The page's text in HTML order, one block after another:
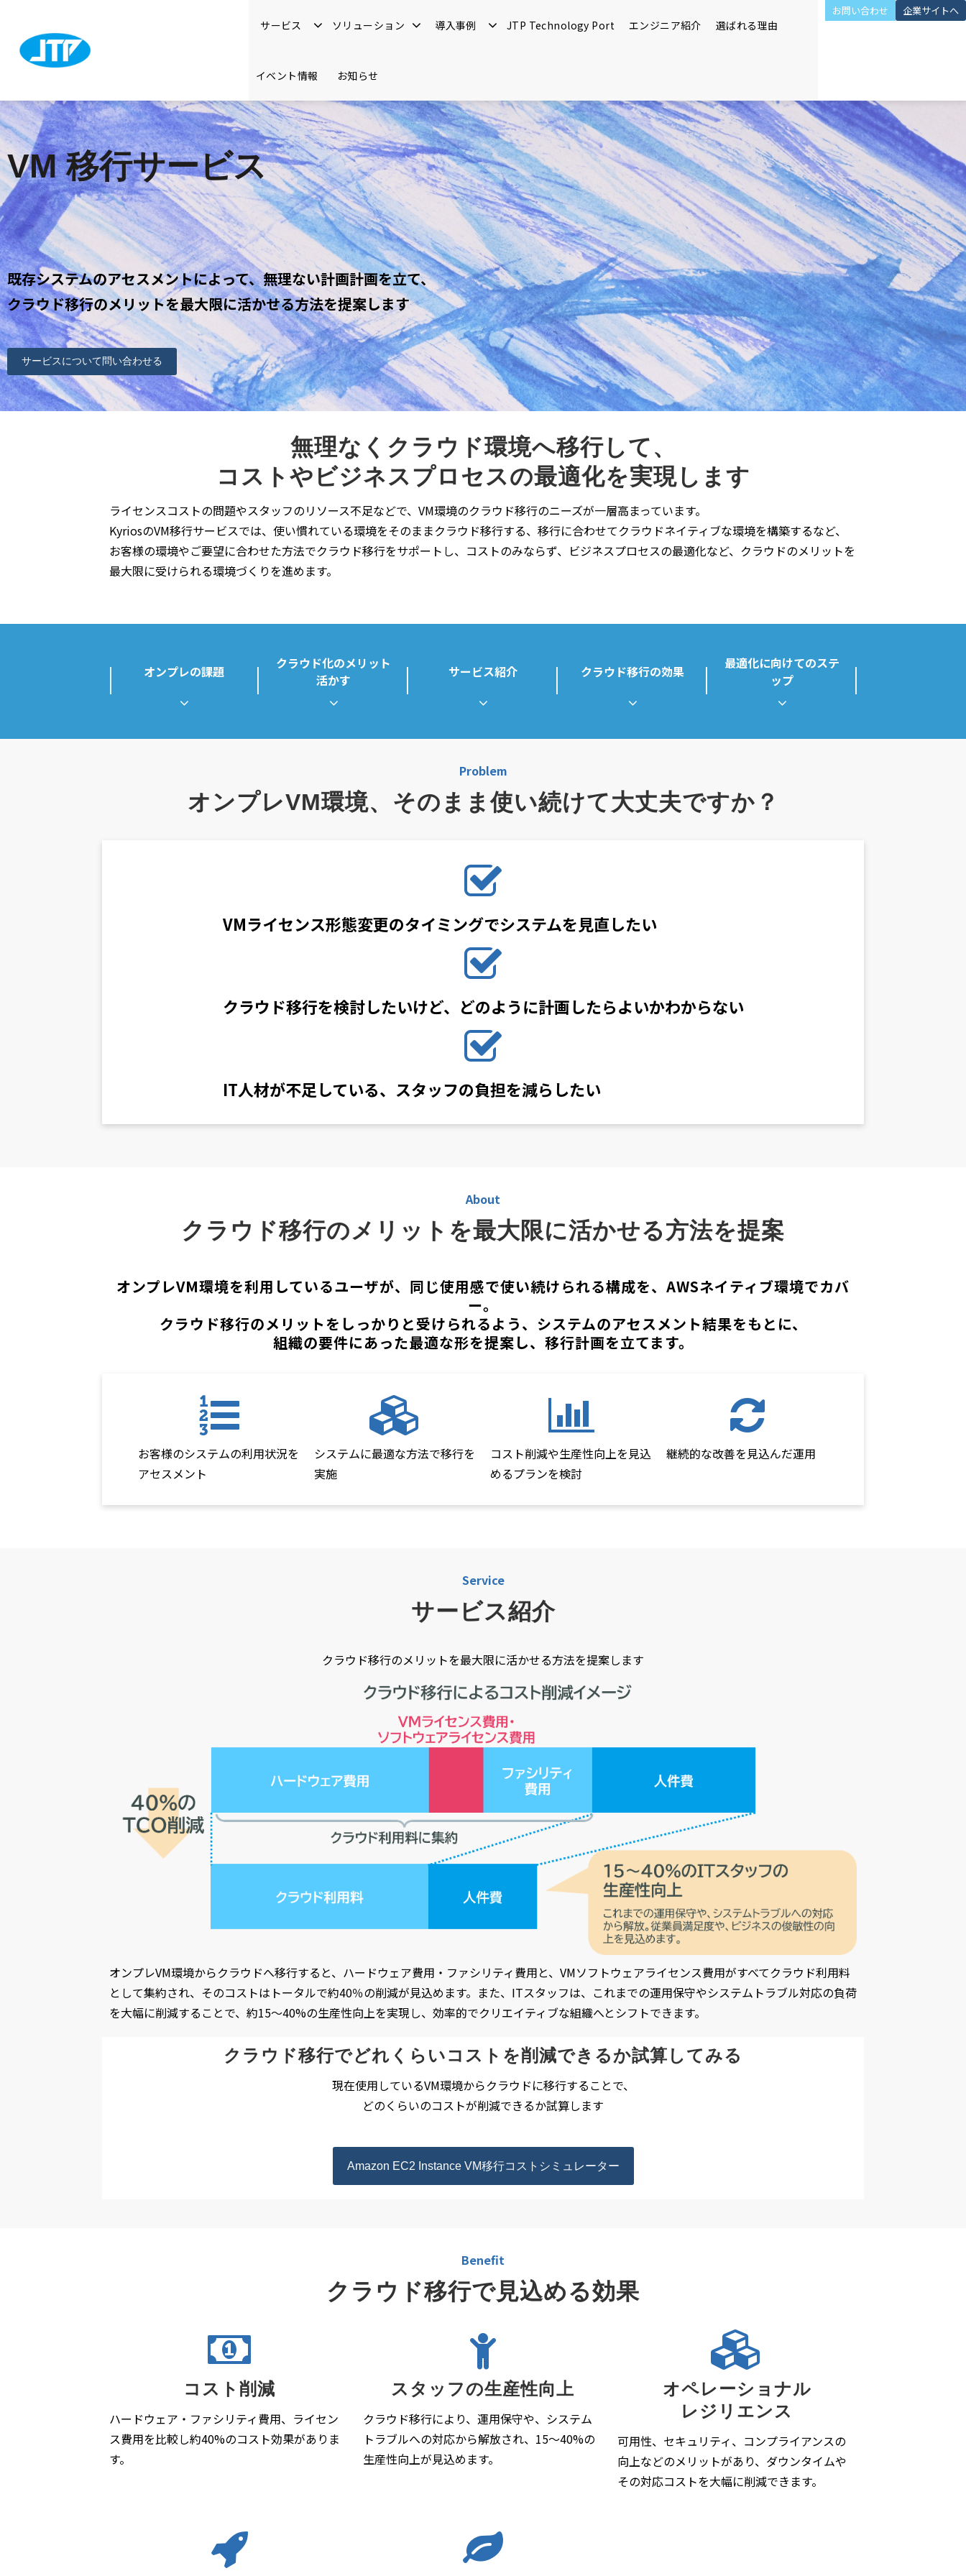
サービス ソリューション 導入事例 JTP Technology Port エンジニア紹介 選ばれる理由
イベント情報 お知らせ
お問い合わせ 企業サイトへ
VM 移行サービス
既存システムのアセスメントによって、無理ない計画計画を立て、
クラウド移行のメリットを最大限に活かせる方法を提案します
サービスについて問い合わせる
無理なくクラウド環境へ移行して、
コストやビジネスプロセスの最適化を実現します
ライセンスコストの問題やスタッフのリソース不足などで、VM環境のクラウド移行のニーズが一層高まっています。
KyriosのVM移行サービスでは、使い慣れている環境をそのままクラウド移行する、移行に合わせてクラウドネイティブな環境を構築するなど、
お客様の環境やご要望に合わせた方法でクラウド移行をサポートし、コストのみならず、ビジネスプロセスの最適化など、クラウドのメリットを
最大限に受けられる環境づくりを進めます。
オンプレの課題
クラウド化のメリット
活かす
サービス紹介 クラウド移行の効果
最適化に向けてのステ
ップ
Problem
オンプレVM環境、そのまま使い続けて大丈夫ですか？
VMライセンス形態変更のタイミングでシステムを見直したい
クラウド移行を検討したいけど、どのように計画したらよいかわからない
IT人材が不足している、スタッフの負担を減らしたい
About
クラウド移行のメリットを最大限に活かせる方法を提案
オンプレVM環境を利用しているユーザが、同じ使用感で使い続けられる構成を、AWSネイティブ環境でカバ
ー。
クラウド移行のメリットをしっかりと受けられるよう、システムのアセスメント結果をもとに、
組織の要件にあった最適な形を提案し、移行計画を立てます。
お客様のシステムの利用状況を
アセスメント
システムに最適な方法で移行を
実施
コスト削減や生産性向上を見込
めるプランを検討
継続的な改善を見込んだ運用
Service
サービス紹介
クラウド移行のメリットを最大限に活かせる方法を提案します
オンプレVM環境からクラウドへ移行すると、ハードウェア費用・ファシリティ費用と、VMソフトウェアライセンス費用がすべてクラウド利用料
として集約され、そのコストはトータルで約40％の削減が見込めます。また、ITスタッフは、これまでの運用保守やシステムトラブル対応の負荷
を大幅に削減することで、約15～40%の生産性向上を実現し、効率的でクリエイティブな組織へとシフトできます。
クラウド移行でどれくらいコストを削減できるか試算してみる
現在使用しているVM環境からクラウドに移行することで、
どのくらいのコストが削減できるか試算します
Amazon EC2 Instance VM移行コストシミュレーター
Benefit
クラウド移行で見込める効果
コスト削減
ハードウェア・ファシリティ費用、ライセン
ス費用を比較し約40%のコスト効果がありま
す。
スタッフの生産性向上
クラウド移行により、運用保守や、システム
トラブルへの対応から解放され、15～40%の
生産性向上が見込めます。
オペレーショナル
レジリエンス
可用性、セキュリティ、コンプライアンスの
向上などのメリットがあり、ダウンタイムや
その対応コストを大幅に削減できます。